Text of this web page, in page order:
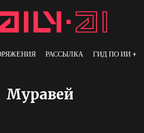
РАССЫЛКА ГИД ПО ИИ
Муравей